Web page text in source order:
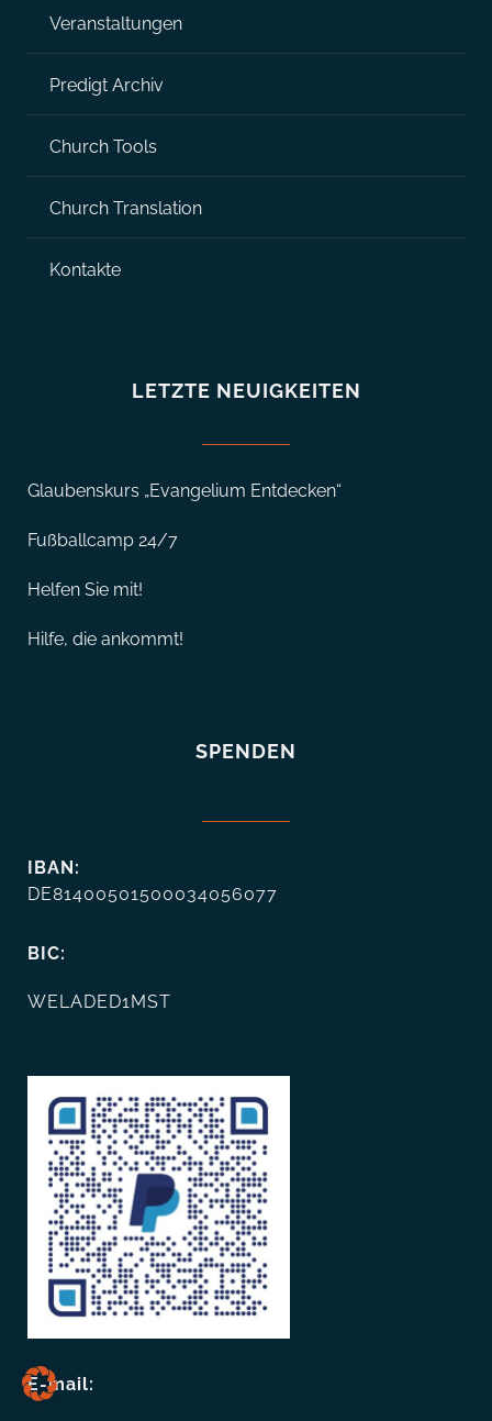
Veranstaltungen
Predigt Archiv
Church Tools
Church Translation
Kontakte
LETZTE NEUIGKEITEN
Glaubenskurs „Evangelium Entdecken“
Fußballcamp 24/7
Helfen Sie mit!
Hilfe, die ankommt!
SPENDEN
IBAN:
DE81400501500034056077
BIC:
WELADED1MST
E-mail: